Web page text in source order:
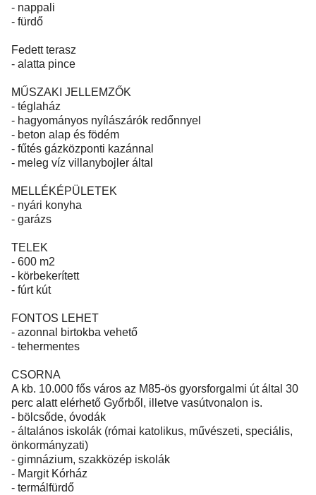
- nappali
- fürdő
Fedett terasz
- alatta pince
MŰSZAKI JELLEMZŐK
- téglaház
- hagyományos nyílászárók redőnnyel
- beton alap és födém
- fűtés gázközponti kazánnal
- meleg víz villanybojler által
MELLÉKÉPÜLETEK
- nyári konyha
- garázs
TELEK
- 600 m2
- körbekerített
- fúrt kút
FONTOS LEHET
- azonnal birtokba vehető
- tehermentes
CSORNA
A kb. 10.000 fős város az M85-ös gyorsforgalmi út által 30
perc alatt elérhető Győrből, illetve vasútvonalon is.
- bölcsőde, óvodák
- általános iskolák (római katolikus, művészeti, speciális,
önkormányzati)
- gimnázium, szakközép iskolák
- Margit Kórház
- termálfürdő